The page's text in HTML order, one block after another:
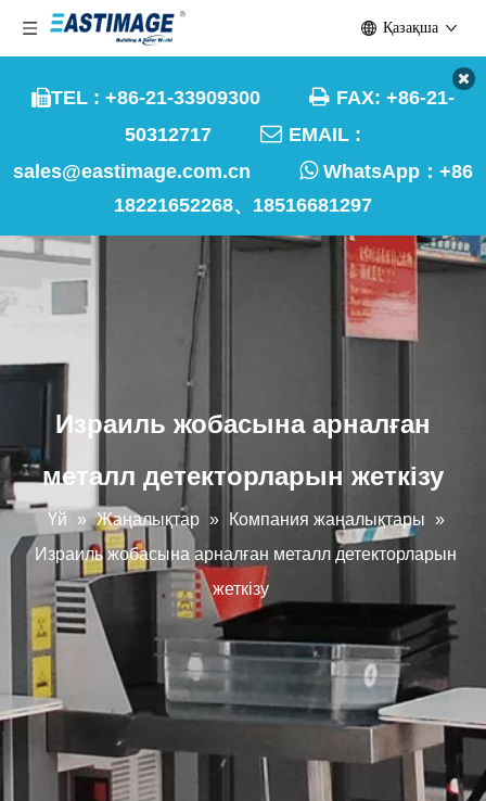
TEL : +86-21-33909300  FAX: +86-21-
50312717  EMAIL :
sales@eastimage.com.cn
WhatsApp： +86
18221652268、18516681297
Қазақша
Израиль жобасына арналған
металл детекторларын жеткізу
Үй » Жаңалықтар » Компания жаңалықтары »
Израиль жобасына арналған металл детекторларын
жеткізу